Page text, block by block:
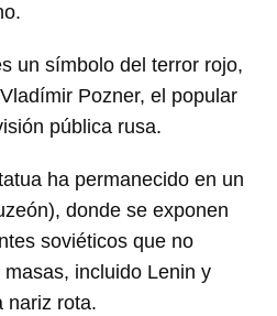
un símbolo del terror rojo,
Pozner, el popular
pública rusa.
ha permanecido en un
donde se exponen
soviéticos que no
incluido Lenin y
nariz rota.